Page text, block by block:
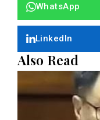
WhatsApp
LinkedIn
Also Read